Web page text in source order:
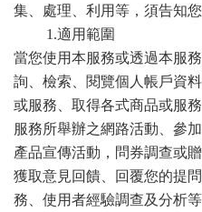
集、處理、利用等，須告知
1.適用範圍
當您使用本服務或透過本服
詢、檢索、閱覽個人帳戶資
或服務、取得各式商品或服
服務所舉辦之網路活動、參
產品宣傳活動，問券調查或
獲取意見回饋、回覆您的提
務、使用者經驗調查及分析